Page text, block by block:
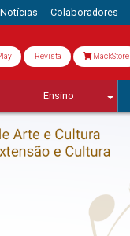
Colaboradores
Revista MackStore
Ensino